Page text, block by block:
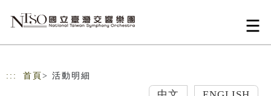
::: 首頁 > 活動明細
中文 ENGLISH